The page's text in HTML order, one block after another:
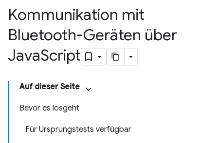
Kommunikation mit
Bluetooth-Geräten über
JavaScript
Auf dieser Seite
Bevor es losgeht
Für Ursprungstests verfügbar